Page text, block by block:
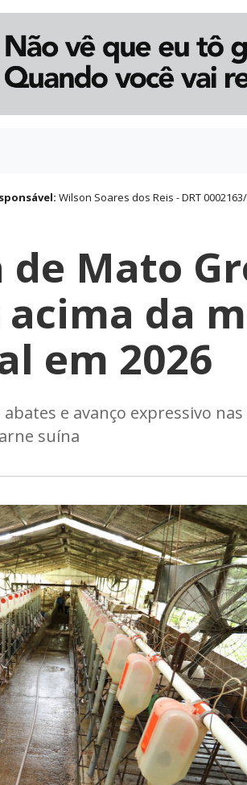
Wilson Soares dos Reis - DRT
Mato
acima da
em 2026
e avanço expressivo
suína